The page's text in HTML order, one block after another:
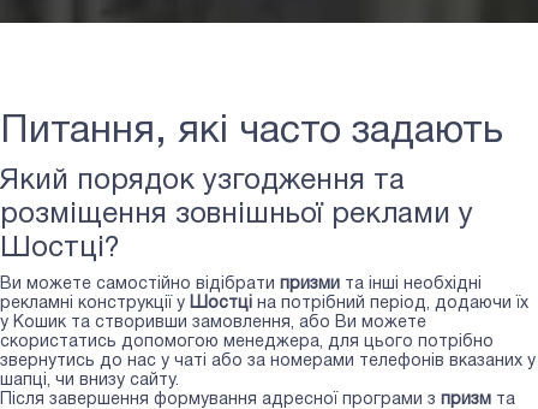
Питання, які часто задають
Який порядок узгодження та
розміщення зовнішньої реклами у
Шостці?
Ви можете самостійно відібрати призми та інші необхідні
рекламні конструкції у Шостці на потрібний період, додаючи їх
у Кошик та створивши замовлення, або Ви можете
скористатись допомогою менеджера, для цього потрібно
звернутись до нас у чаті або за номерами телефонів вказаних у
шапці, чи внизу сайту.
Після завершення формування адресної програми з призм та